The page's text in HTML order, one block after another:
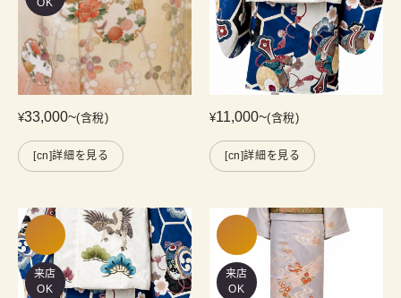
OK
¥33,000~(含稅)
[cn]詳細を見る
¥11,000~(含稅)
[cn]詳細を見る
来店
OK
来店
OK